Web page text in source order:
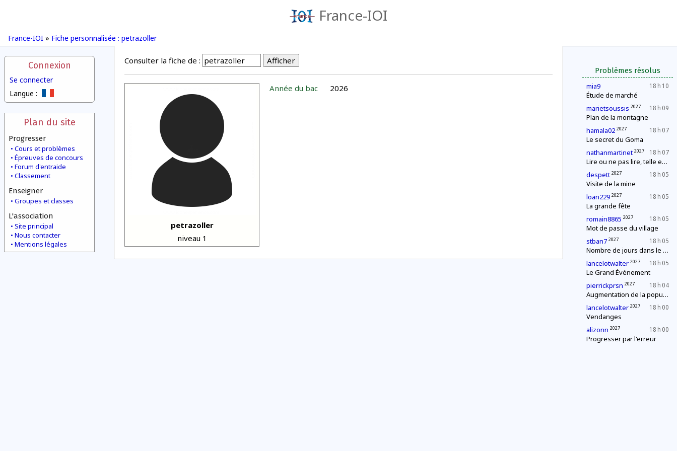
France-IOI
France-IOI » Fiche personnalisée : petrazoller
Connexion
Se connecter
Langue :
Plan du site
Progresser
Cours et problèmes
Épreuves de concours
Forum d'entraide
Classement
Enseigner
Groupes et classes
L'association
Site principal
Nous contacter
Mentions légales
Problèmes résolus
18 h 10
mia9
Étude de marché
18 h 09
marietsoussis 2027
Plan de la montagne
18 h 07
hamala02 2027
Le secret du Goma
18 h 07
nathanmartinet 2027
Lire ou ne pas lire, telle est la question
18 h 05
despett 2027
Visite de la mine
18 h 05
loan229 2027
La grande fête
18 h 05
romain8865 2027
Mot de passe du village
18 h 05
stban7 2027
Nombre de jours dans le mois
18 h 05
lancelotwalter 2027
Le Grand Événement
18 h 04
pierrickprsn 2027
Augmentation de la population
18 h 00
lancelotwalter 2027
Vendanges
18 h 00
alizonn 2027
Progresser par l'erreur
Consulter la fiche de :
petrazoller
niveau 1
Année du bac 2026